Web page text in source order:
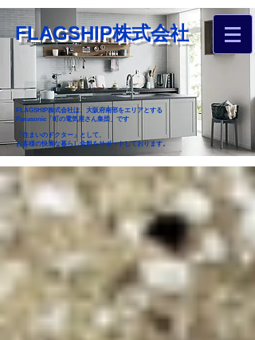
FLAGSHIP株式会社
FLAGSHIP株式会社は、大阪府南部をエリアとする
Panasonic「町の電気屋さん集団」です
「住まいのドクター」として、
お客様の快適な暮らし全般をサポートしております。
​お近くのフラグシップへ
お家のお困りごとご相談ください